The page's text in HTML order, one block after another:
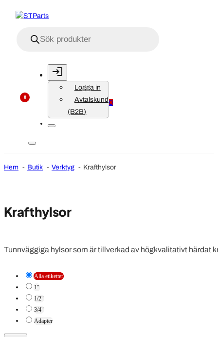
Logga in
Avtalskund
(B2B)
0
0
Hem Butik Verktyg Krafthylsor
Krafthylsor
Tunnväggiga hylsor som är tillverkad av högkvalitativt härdat
Alla etiketter
1"
1/2"
3/4"
Adapter